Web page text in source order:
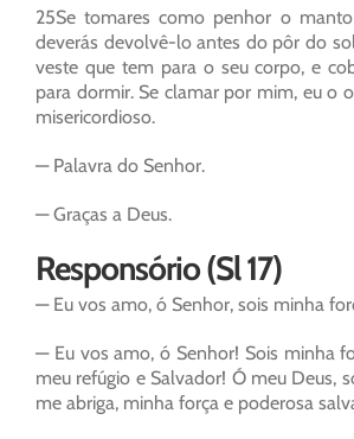
25Se tomares como penhor o
deverás devolvê-lo antes do pôr do
veste que tem para o seu corpo, e
para dormir. Se clamar por mim, eu o
misericordioso.
— Palavra do Senhor.
— Graças a Deus.
Responsório (Sl 17)
— Eu vos amo, ó Senhor, sois minha
— Eu vos amo, ó Senhor! Sois minha
meu refúgio e Salvador! Ó meu Deus,
me abriga, minha força e poderosa